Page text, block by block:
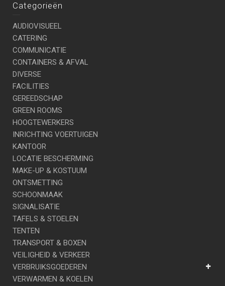
Categorieën
AUDIOVISUEEL
CATERING
COMMUNICATIE
CONTAINERS & AFVAL
DIVERSE
FACILITIES
GEREEDSCHAP
GREEN ROOMS
HOOGTEWERKERS
INRICHTING VOERTUIGEN
KANTOOR
LOCATIE BESCHERMING
MAKE-UP & KOSTUUM
ONTSMETTING
SCHOONMAAK
SIGNALISATIE
TAFELS & STOELEN
TENTEN
TRANSPORT & BOXEN
VEILIGHEID & VERKEER
VERBRUIKSGOEDEREN
VERWARMEN & KOELEN